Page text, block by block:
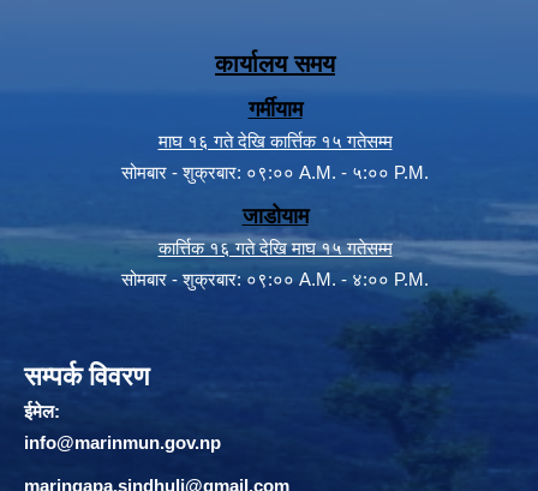
कार्यालय समय
गर्मीयाम
माघ १६ गते देखि कार्त्तिक १५ गतेसम्म
सोमबार - शुक्रबार: ०९:०० A.M. - ५:०० P.M.
जाडोयाम
कार्त्तिक १६ गते देखि माघ १५ गतेसम्म
सोमबार - शुक्रबार: ०९:०० A.M. - ४:०० P.M.
सम्पर्क विवरण
ईमेल:
info@marinmun.gov.np
maringapa.sindhuli@gmail.com